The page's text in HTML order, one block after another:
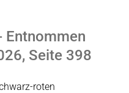
Entnommen
Seite 398
roten